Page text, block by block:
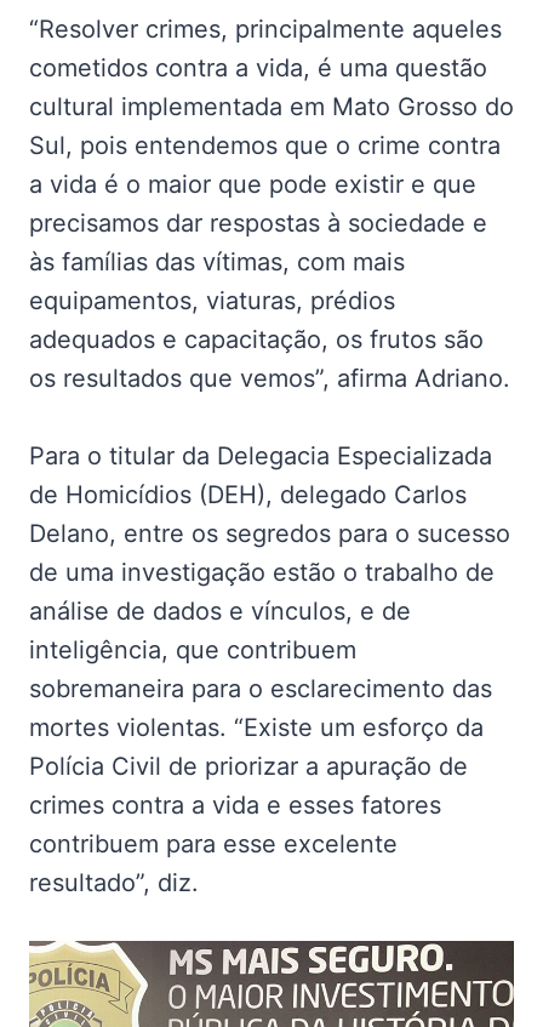
“Resolver crimes, principalmente aqueles
cometidos contra a vida, é uma questão
cultural implementada em Mato Grosso do
Sul, pois entendemos que o crime contra
a vida é o maior que pode existir e que
precisamos dar respostas à sociedade e
às famílias das vítimas, com mais
equipamentos, viaturas, prédios
adequados e capacitação, os frutos são
os resultados que vemos”, afirma Adriano.
Para o titular da Delegacia Especializada
de Homicídios (DEH), delegado Carlos
Delano, entre os segredos para o sucesso
de uma investigação estão o trabalho de
análise de dados e vínculos, e de
inteligência, que contribuem
sobremaneira para o esclarecimento das
mortes violentas. “Existe um esforço da
Polícia Civil de priorizar a apuração de
crimes contra a vida e esses fatores
contribuem para esse excelente
resultado”, diz.